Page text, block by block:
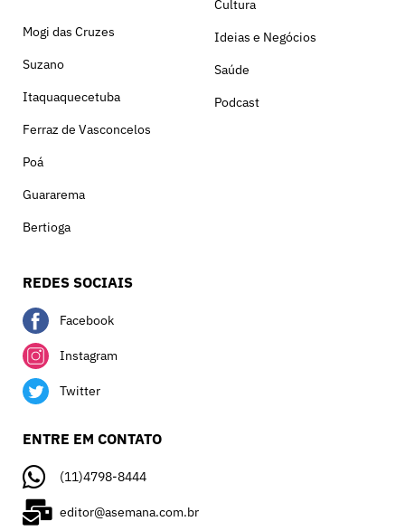
Mogi das Cruzes
Suzano
Itaquaquecetuba
Ferraz de Vasconcelos
Poá
Guararema
Bertioga
Cultura
Ideias e Negócios
Saúde
Podcast
REDES SOCIAIS
Facebook
Instagram
Twitter
ENTRE EM CONTATO
(11)4798-8444
editor@asemana.com.br